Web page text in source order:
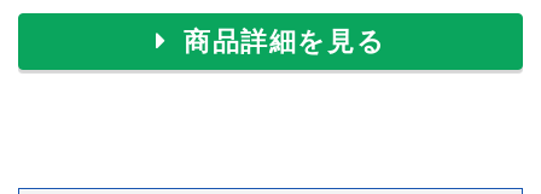
商品詳細を見る